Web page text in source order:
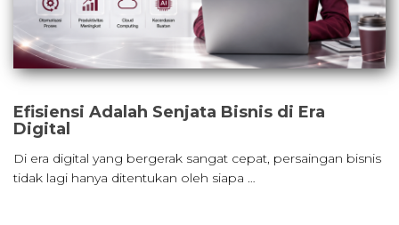
Efisiensi Adalah Senjata Bisnis di Era
Digital
Di era digital yang bergerak sangat cepat, persaingan bisnis
tidak lagi hanya ditentukan oleh siapa …